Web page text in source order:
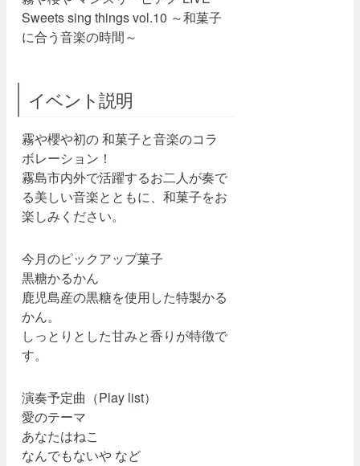
Sweets sing things vol.10 ～和菓子
に合う音楽の時間～
イベント説明
霧や櫻や初の 和菓子と音楽のコラ
ボレーション！
霧島市内外で活躍するお二人が奏で
る美しい音楽とともに、和菓子をお
楽しみください。
今月のピックアップ菓子
黒糖かるかん
鹿児島産の黒糖を使用した特製かる
かん。
しっとりとした甘みと香りが特徴で
す。
演奏予定曲（Play list）
愛のテーマ
あなたはねこ
なんでもないや など